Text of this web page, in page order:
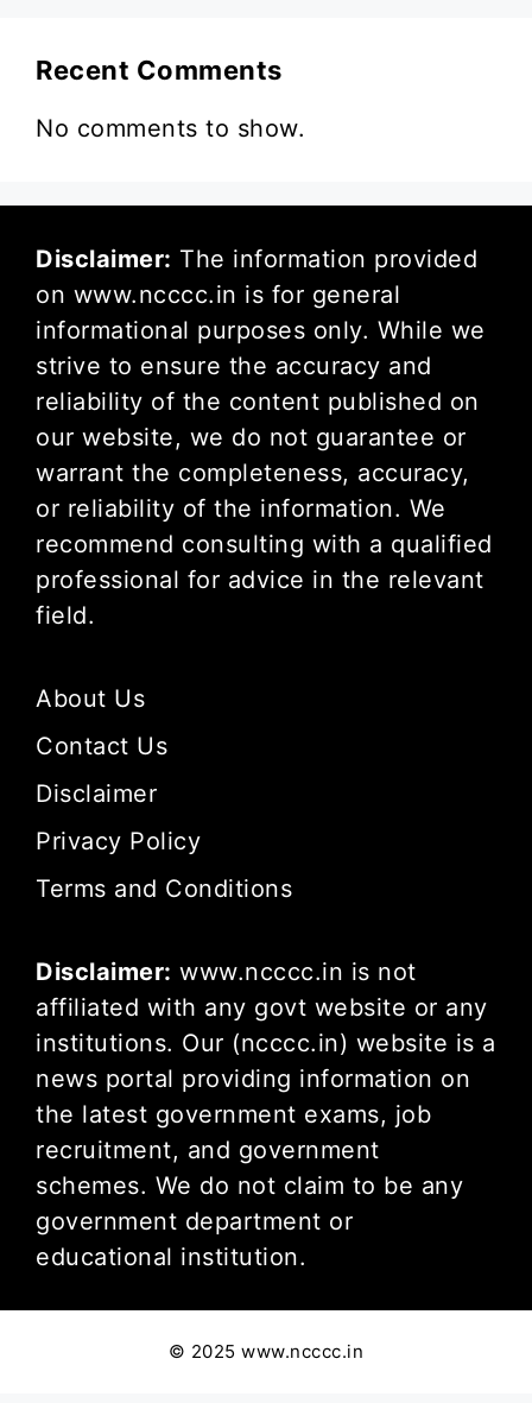
Recent Comments
No comments to show.
Disclaimer: The information provided
on www.ncccc.in is for general
informational purposes only. While we
strive to ensure the accuracy and
reliability of the content published on
our website, we do not guarantee or
warrant the completeness, accuracy,
or reliability of the information. We
recommend consulting with a qualified
professional for advice in the relevant
field.
About Us
Contact Us
Disclaimer
Privacy Policy
Terms and Conditions
Disclaimer: www.ncccc.in is not
affiliated with any govt website or any
institutions. Our (ncccc.in) website is a
news portal providing information on
the latest government exams, job
recruitment, and government
schemes. We do not claim to be any
government department or
educational institution.
© 2025 www.ncccc.in